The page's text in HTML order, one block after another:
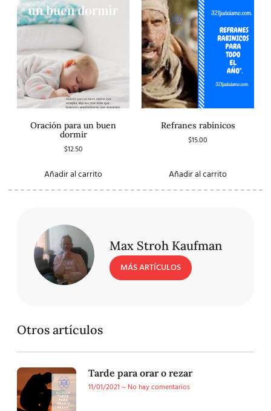
Oración para un buen
dormir
$12.50
Añadir al carrito
Refranes rabínicos
$15.00
Añadir al carrito
Max Stroh Kaufman
MÁS ARTÍCULOS
Otros artículos
Tarde para orar o rezar
11/01/2021
No hay comentarios